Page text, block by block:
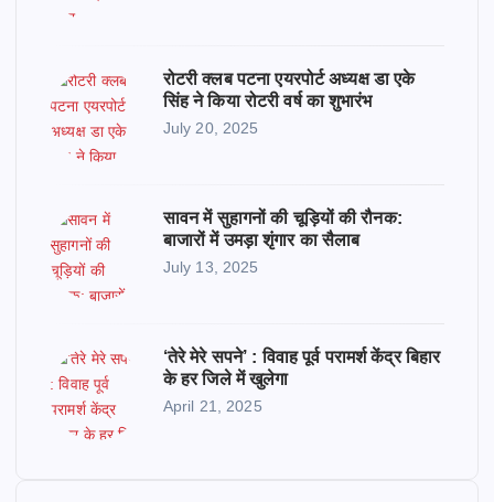
रोटरी क्लब पटना एयरपोर्ट अध्यक्ष डा एके
सिंह ने किया रोटरी वर्ष का शुभारंभ
July 20, 2025
सावन में सुहागनों की चूड़ियों की रौनक:
बाजारों में उमड़ा शृंगार का सैलाब
July 13, 2025
‘तेरे मेरे सपने’ : विवाह पूर्व परामर्श केंद्र बिहार
के हर जिले में खुलेगा
April 21, 2025